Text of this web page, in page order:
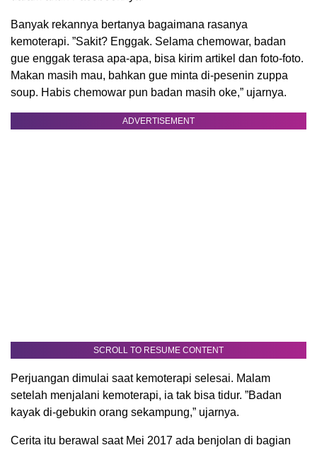
Banyak rekannya bertanya bagaimana rasanya
kemoterapi. ”Sakit? Enggak. Selama chemowar, badan
gue enggak terasa apa-apa, bisa kirim artikel dan foto-foto.
Makan masih mau, bahkan gue minta di-pesenin zuppa
soup. Habis chemowar pun badan masih oke,” ujarnya.
ADVERTISEMENT
SCROLL TO RESUME CONTENT
Perjuangan dimulai saat kemoterapi selesai. Malam
setelah menjalani kemoterapi, ia tak bisa tidur. ”Badan
kayak di-gebukin orang sekampung,” ujarnya.
Cerita itu berawal saat Mei 2017 ada benjolan di bagian